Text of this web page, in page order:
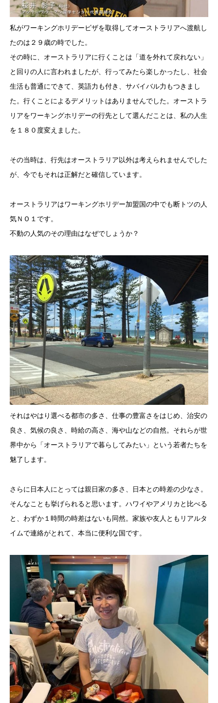
私がワーキングホリデービザを取得してオーストラリアへ渡航し
たのは２９歳の時でした。
その時に、オーストラリアに行くことは「道を外れて戻れない」
と回りの人に言われましたが、行ってみたら楽しかったし、社会
生活も普通にできて、英語力も付き、サバイバル力もつきまし
た。行くことによるデメリットはありませんでした。オーストラ
リアをワーキングホリデーの行先として選んだことは、私の人生
を１８０度変えました。
その当時は、行先はオーストラリア以外は考えられませんでした
が、今でもそれは正解だと確信しています。
オーストラリアはワーキングホリデー加盟国の中でも断トツの人
気ＮＯ１です。
不動の人気のその理由はなぜでしょうか？
それはやはり選べる都市の多さ、仕事の豊富さをはじめ、治安の
良さ、気候の良さ、時給の高さ、海や山などの自然。それらが世
界中から「オーストラリアで暮らしてみたい」という若者たちを
魅了します。
さらに日本人にとっては親日家の多さ、日本との時差の少なさ。
そんなことも挙げられると思います。ハワイやアメリカと比べる
と、わずか１時間の時差はないも同然。家族や友人ともリアルタ
イムで連絡がとれて、本当に便利な国です。